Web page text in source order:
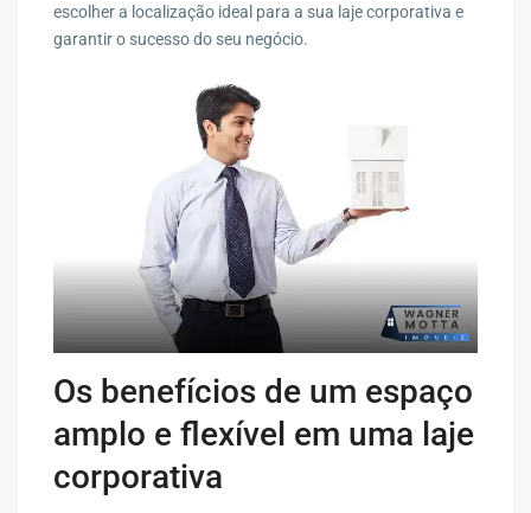
escolher a localização ideal para a sua laje corporativa e
garantir o sucesso do seu negócio.
Os benefícios de um espaço
amplo e flexível em uma laje
corporativa